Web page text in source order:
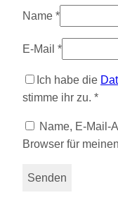
Name *
E-Mail *
Ich habe die
stimme ihr zu. *
Name, E-Mail-
Browser für